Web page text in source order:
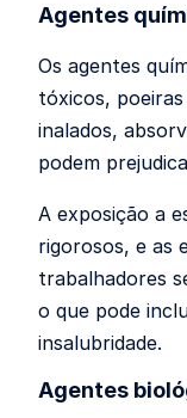
Agentes
Os agentes
tóxicos,
inalados,
podem
A exposição a
rigorosos, e as
trabalhadores
o que pode
insalubridade.
Agentes